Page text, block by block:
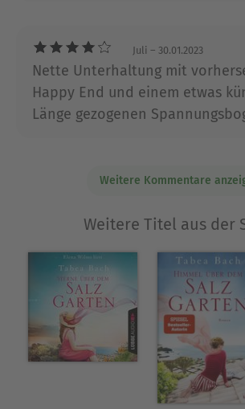
Juli – 30.01.2023
Nette Unterhaltung mit
Happy End und einem etwas
Länge gezogenen
Weitere Kommentare
Weitere Titel aus der